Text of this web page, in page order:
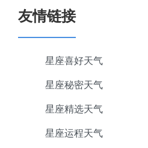
友情链接
星座喜好天气
星座秘密天气
星座精选天气
星座运程天气